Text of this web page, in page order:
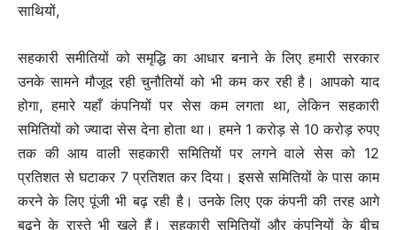
साथियों,
सहकारी समीतियों को समृद्धि का आधार बनाने के लिए हमारी सरकार
उनके सामने मौजूद रही चुनौतियों को भी कम कर रही है। आपको याद
होगा, हमारे यहाँ कंपनियों पर सेस कम लगता था, लेकिन सहकारी
समितियों को ज्यादा सेस देना होता था। हमने 1 करोड़ से 10 करोड़ रुपए
तक की आय वाली सहकारी समितियों पर लगने वाले सेस को 12
प्रतिशत से घटाकर 7 प्रतिशत कर दिया। इससे समितियों के पास काम
करने के लिए पूंजी भी बढ़ रही है। उनके लिए एक कंपनी की तरह आगे
बढ़ने के रास्ते भी खुले हैं। सहकारी समितियों और कंपनियों के बीच